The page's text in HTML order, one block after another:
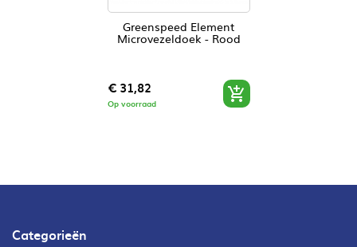
Greenspeed Element
Microvezeldoek - Rood
Prijs
€ 31,82
Op voorraad 
Categorieën